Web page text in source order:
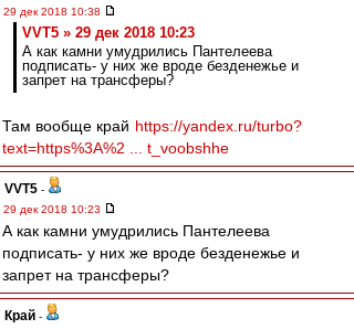
29 дек 2018 10:38
VVT5 » 29 дек 2018 10:23
А как камни умудрились Пантелеева
подписать- у них же вроде безденежье и
запрет на трансферы?
Там вообще край https://yandex.ru/turbo?
text=https%3A%2 ... t_voobshhe
VVT5 -
29 дек 2018 10:23
А как камни умудрились Пантелеева
подписать- у них же вроде безденежье и
запрет на трансферы?
Край -